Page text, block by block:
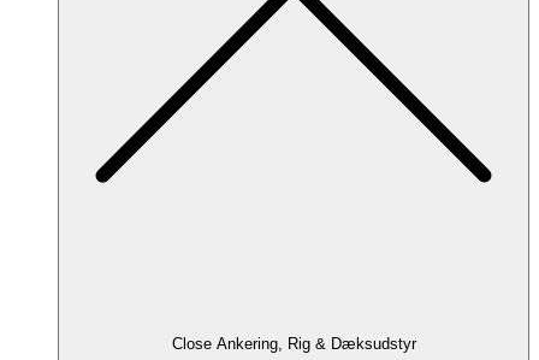
Close Ankering, Rig & Dæksudstyr